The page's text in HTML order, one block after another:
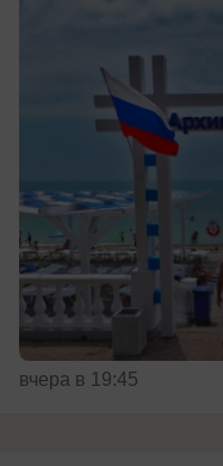
вчера в 19:45